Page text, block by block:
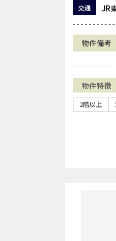
交通 JR
物件備考
物件特徴
2階以上